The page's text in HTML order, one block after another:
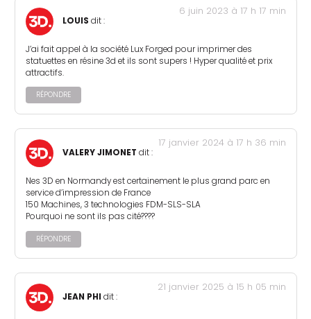
LOUIS dit :
6 juin 2023 à 17 h 17 min
J’ai fait appel à la société Lux Forged pour imprimer des
statuettes en résine 3d et ils sont supers ! Hyper qualité et prix
attractifs.
RÉPONDRE
VALERY JIMONET dit :
17 janvier 2024 à 17 h 36 min
Nes 3D en Normandy est certainement le plus grand parc en
service d’impression de France
150 Machines, 3 technologies FDM-SLS-SLA
Pourquoi ne sont ils pas cité????
RÉPONDRE
JEAN PHI dit :
21 janvier 2025 à 15 h 05 min